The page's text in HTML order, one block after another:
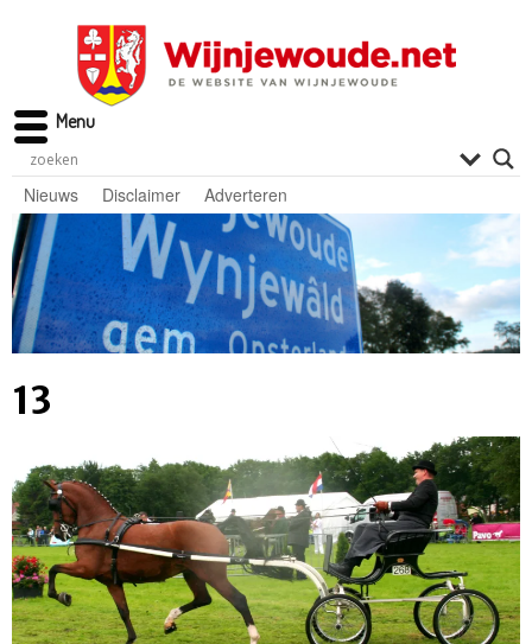
Nieuws Disclaimer Adverteren
13
Menu